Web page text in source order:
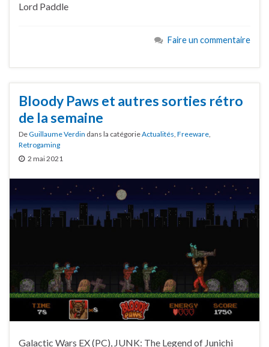
Lord Paddle
Faire un commentaire
Bloody Paws et autres sorties rétro
de la semaine
DeGuillaume Verdin dans la catégorieActualités Freeware
Retrogaming
2 mai 2021
Galactic Wars EX (PC), JUNK: The Legend of Junichi